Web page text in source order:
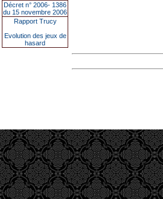
Décret n° 2006- 1386
du 15 novembre 2006
Rapport Trucy
Evolution des jeux de
hasard